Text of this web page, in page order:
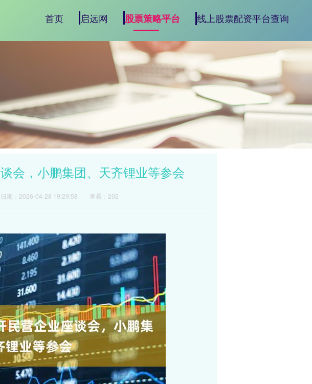
首页 启远网 股票策略平台 线上股票配资平台查询
会，小鹏集团、天齐锂业等参会
日期：2026-04-28 19:29:58 查看：202